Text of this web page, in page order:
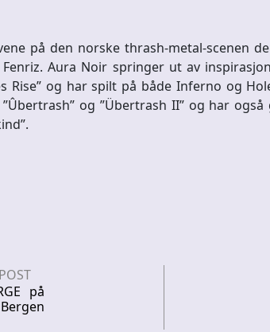
på den norske thrash-metal-scenen
Aura Noir springer ut av
Rise” og har spilt på både Inferno og
og ”Übertrash II” og har
på